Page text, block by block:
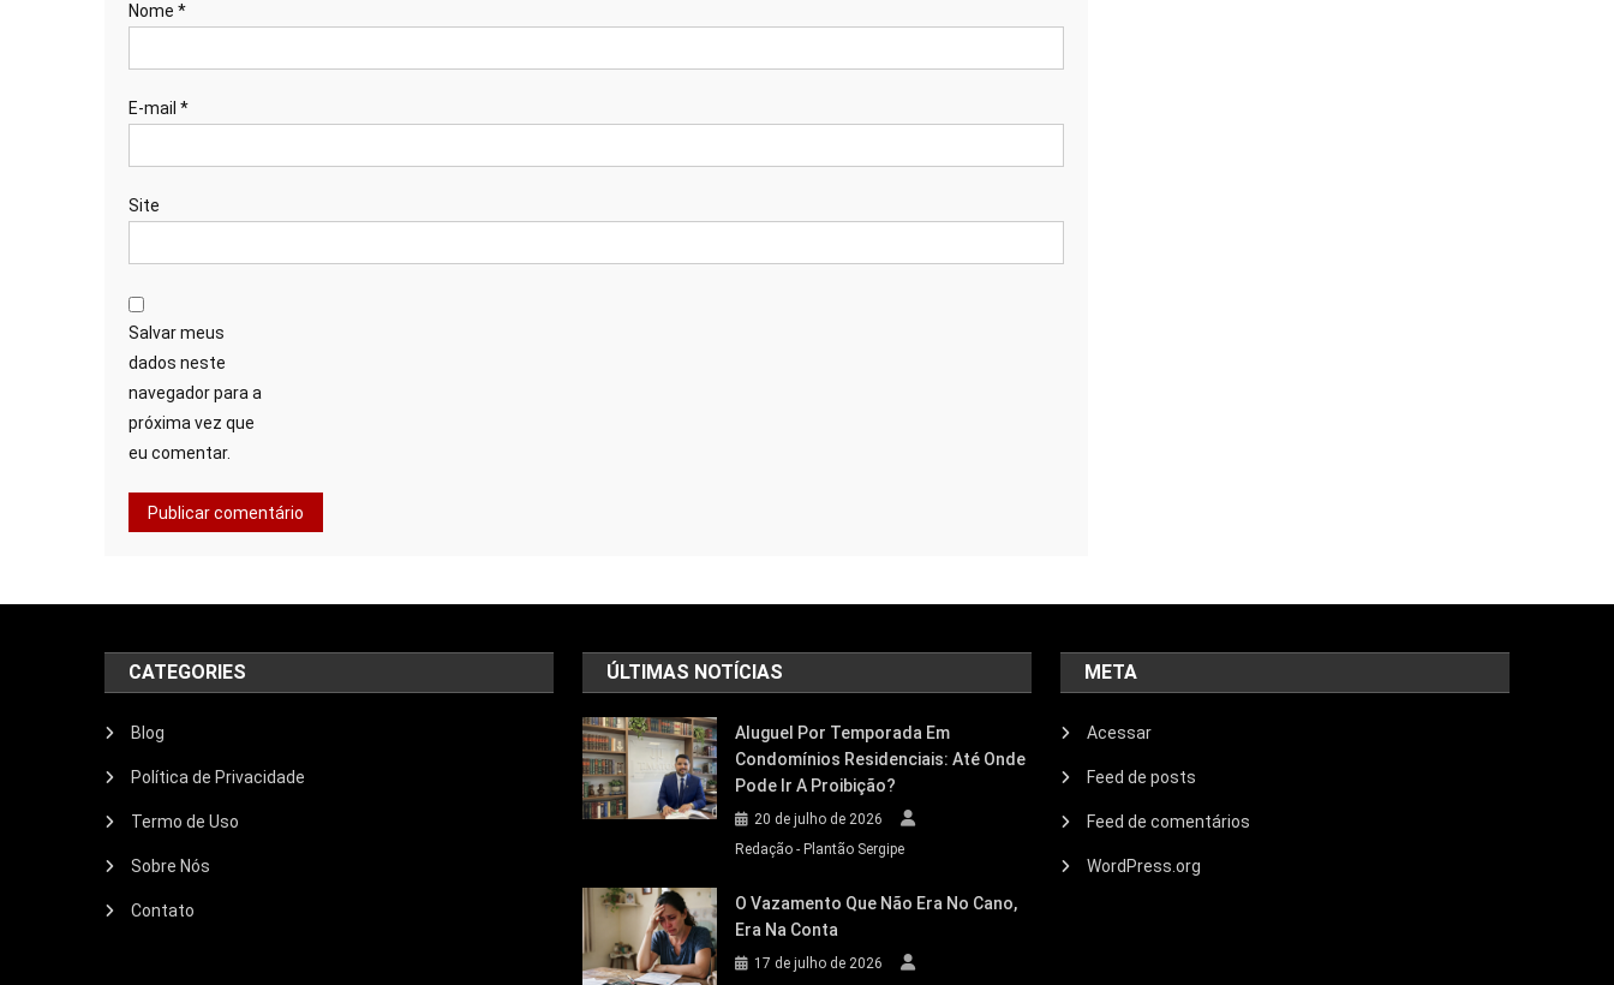
Nome *
E-mail *
Site
Salvar meus
dados neste
navegador para a
próxima vez que
eu comentar.
CATEGORIES
Blog
Política de Privacidade
Termo de Uso
Sobre Nós
Contato
ÚLTIMAS NOTÍCIAS
Aluguel Por Temporada Em
Condomínios Residenciais: Até Onde
Pode Ir A Proibição?
20 de julho de 2026
Redação - Plantão Sergipe
O Vazamento Que Não Era No Cano,
Era Na Conta
17 de julho de 2026
META
Acessar
Feed de posts
Feed de comentários
WordPress.org